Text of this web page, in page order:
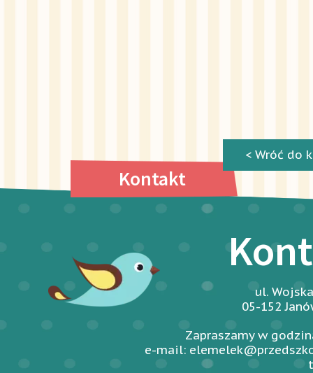
< Wróć do
Kontakt
ul.
05-152
Zapraszamy w
e-mail: